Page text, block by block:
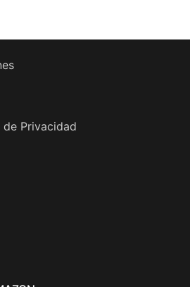
Privacidad